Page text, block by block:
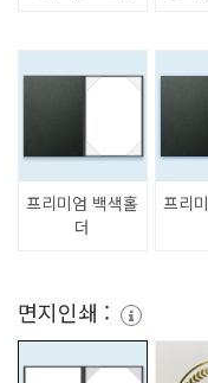
프리미엄 백색홀
더
프리
면지인쇄 :